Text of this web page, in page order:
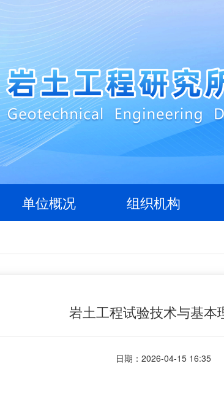
单位概况 组织机构
岩土工程试验技术与基本
日期：2026-04-15 16:35